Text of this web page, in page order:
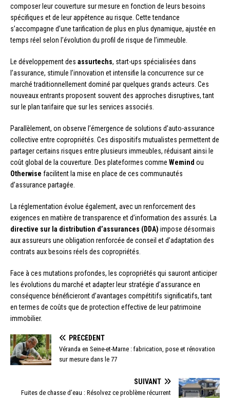
composer leur couverture sur mesure en fonction de leurs besoins
spécifiques et de leur appétence au risque. Cette tendance
s’accompagne d’une tarification de plus en plus dynamique, ajustée en
temps réel selon l’évolution du profil de risque de l’immeuble.
Le développement des assurtechs, start-ups spécialisées dans
l’assurance, stimule l’innovation et intensifie la concurrence sur ce
marché traditionnellement dominé par quelques grands acteurs. Ces
nouveaux entrants proposent souvent des approches disruptives, tant
sur le plan tarifaire que sur les services associés.
Parallèlement, on observe l’émergence de solutions d’auto-assurance
collective entre copropriétés. Ces dispositifs mutualistes permettent de
partager certains risques entre plusieurs immeubles, réduisant ainsi le
coût global de la couverture. Des plateformes comme Wemind ou
Otherwise facilitent la mise en place de ces communautés
d’assurance partagée.
La réglementation évolue également, avec un renforcement des
exigences en matière de transparence et d’information des assurés. La
directive sur la distribution d’assurances (DDA) impose désormais
aux assureurs une obligation renforcée de conseil et d’adaptation des
contrats aux besoins réels des copropriétés.
Face à ces mutations profondes, les copropriétés qui sauront anticiper
les évolutions du marché et adapter leur stratégie d’assurance en
conséquence bénéficieront d’avantages compétitifs significatifs, tant
en termes de coûts que de protection effective de leur patrimoine
immobilier.
PRÉCÉDENT
Véranda en Seine-et-Marne : fabrication, pose et rénovation
sur mesure dans le 77
SUIVANT
Fuites de chasse d’eau : Résolvez ce problème récurrent